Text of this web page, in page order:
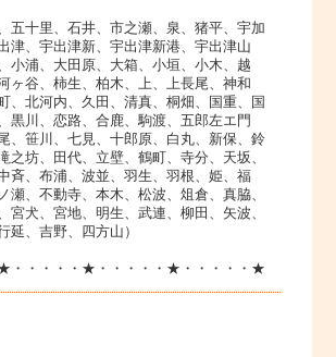
五十里、石井、市之瀬、泉、猪平、宇加
津、宇出津新、宇出津新港、宇出津山
小浦、大田原、大箱、小垣、小木、越
ヶ谷、柿生、柏木、上、上長尾、神和
、北河内、久田、清真、桐畑、国重、国
黒川、恋路、合鹿、駒渡、五郎左エ門
、笹川、七見、十郎原、白丸、新保、鈴
之坊、田代、立壁、鶴町、寺分、天坂、
斉、布浦、波並、羽生、羽根、姫、福
瀬、不動寺、本木、松波、俎倉、真脇、
宮犬、宮地、明生、武連、柳田、矢波、
延、吉野、四方山）
・・・・・★・・・・・★・・・・・★